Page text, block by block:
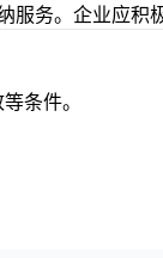
务。企业应积
条件。